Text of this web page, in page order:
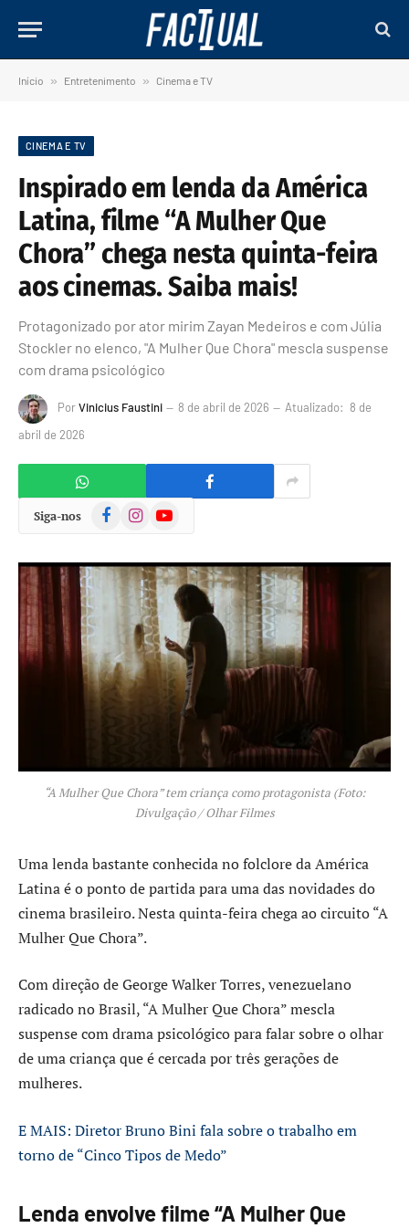
Início » Entretenimento » Cinema e TV
CINEMA E TV
Inspirado em lenda da América
Latina, filme “A Mulher Que
Chora” chega nesta quinta-feira
aos cinemas. Saiba mais!
Protagonizado por ator mirim Zayan Medeiros e com Júlia
Stockler no elenco, "A Mulher Que Chora" mescla suspense
com drama psicológico
PorVinicius Faustini 8 de abril de 2026 Atualizado: 8 de
abril de 2026
Siga-nos FacebookInstagramYouTube
“A Mulher Que Chora” tem criança como protagonista (Foto:
Divulgação / Olhar Filmes
Uma lenda bastante conhecida no folclore da América
Latina é o ponto de partida para uma das novidades do
cinema brasileiro. Nesta quinta-feira chega ao circuito “A
Mulher Que Chora”.
Com direção de George Walker Torres, venezuelano
radicado no Brasil, “A Mulher Que Chora” mescla
suspense com drama psicológico para falar sobre o olhar
de uma criança que é cercada por três gerações de
mulheres.
E MAIS: Diretor Bruno Bini fala sobre o trabalho em
torno de “Cinco Tipos de Medo”
Lenda envolve filme “A Mulher Que